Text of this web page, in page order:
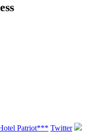
Patriot*** Twitter